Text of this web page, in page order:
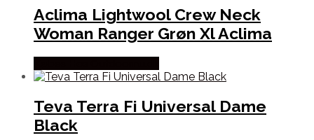
Aclima Lightwool Crew Neck
Woman Ranger Grøn Xl Aclima
Teva Terra Fi Universal Dame
Black